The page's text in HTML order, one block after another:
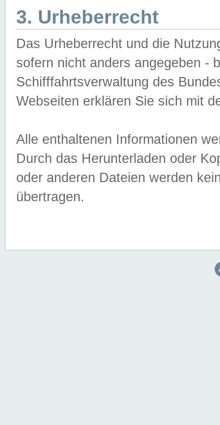
3. Urheberrecht
Das Urheberrecht und die
sofern nicht anders angegeben -
Schifffahrtsverwaltung des
Webseiten erklären Sie sich mit
Alle enthaltenen Informationen
Durch das Herunterladen oder
oder anderen Dateien werden
übertragen.